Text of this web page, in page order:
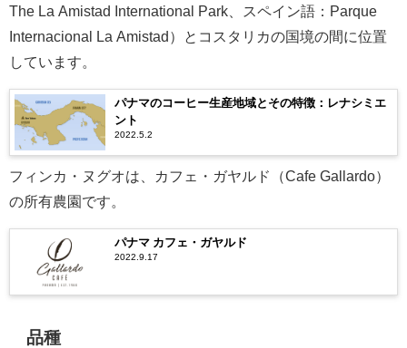
The La Amistad International Park、スペイン語：Parque
Internacional La Amistad）とコスタリカの国境の間に位置
しています。
パナマのコーヒー生産地域とその特徴：レナシミエ
ント
2022.5.2
フィンカ・ヌグオは、カフェ・ガヤルド（Cafe Gallardo）
の所有農園です。
パナマ カフェ・ガヤルド
2022.9.17
品種